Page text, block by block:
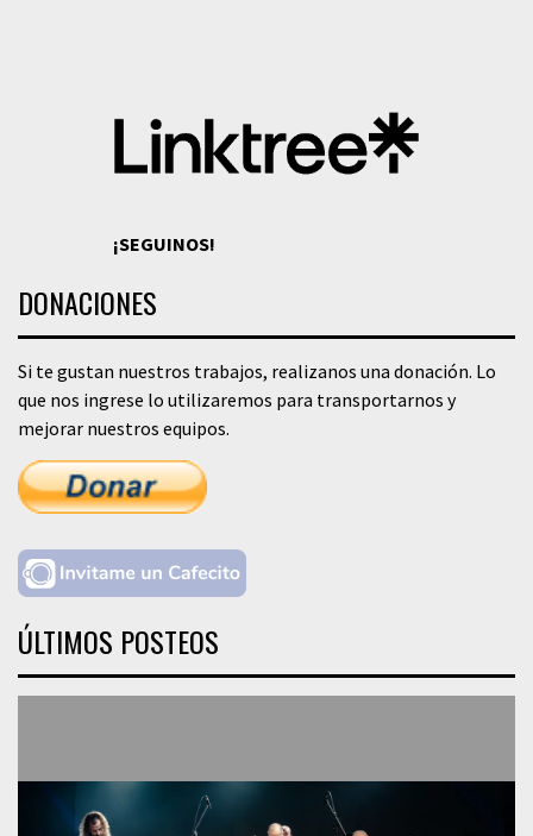
¡SEGUINOS!
DONACIONES
Si te gustan nuestros trabajos, realizanos una donación. Lo
que nos ingrese lo utilizaremos para transportarnos y
mejorar nuestros equipos.
ÚLTIMOS POSTEOS